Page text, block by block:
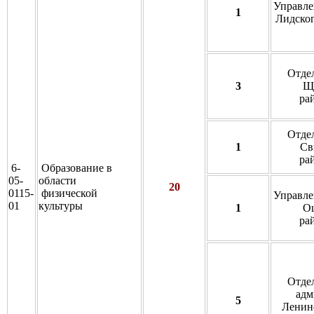
6-
05-
0115-
01
Образование в
области
физической
культуры
20
1
3
1
1
5